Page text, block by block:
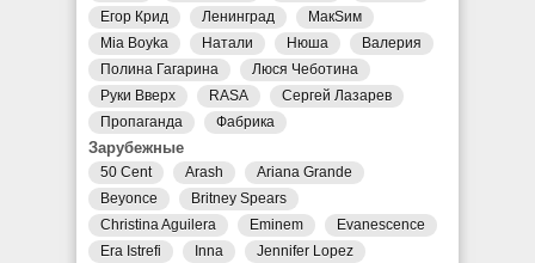
Егор Крид
Ленинград
МакSим
Mia Boyka
Натали Нюша
Валерия
Полина Гагарина
Люся Чеботина
Руки Вверх
RASA
Сергей Лазарев
Пропаганда
Фабрика
Зарубежные
50 Cent Arash
Ariana Grande
Beyonce
Britney Spears
Christina Aguilera
Eminem
Evanescence
Era Istrefi
Inna Jennifer Lopez